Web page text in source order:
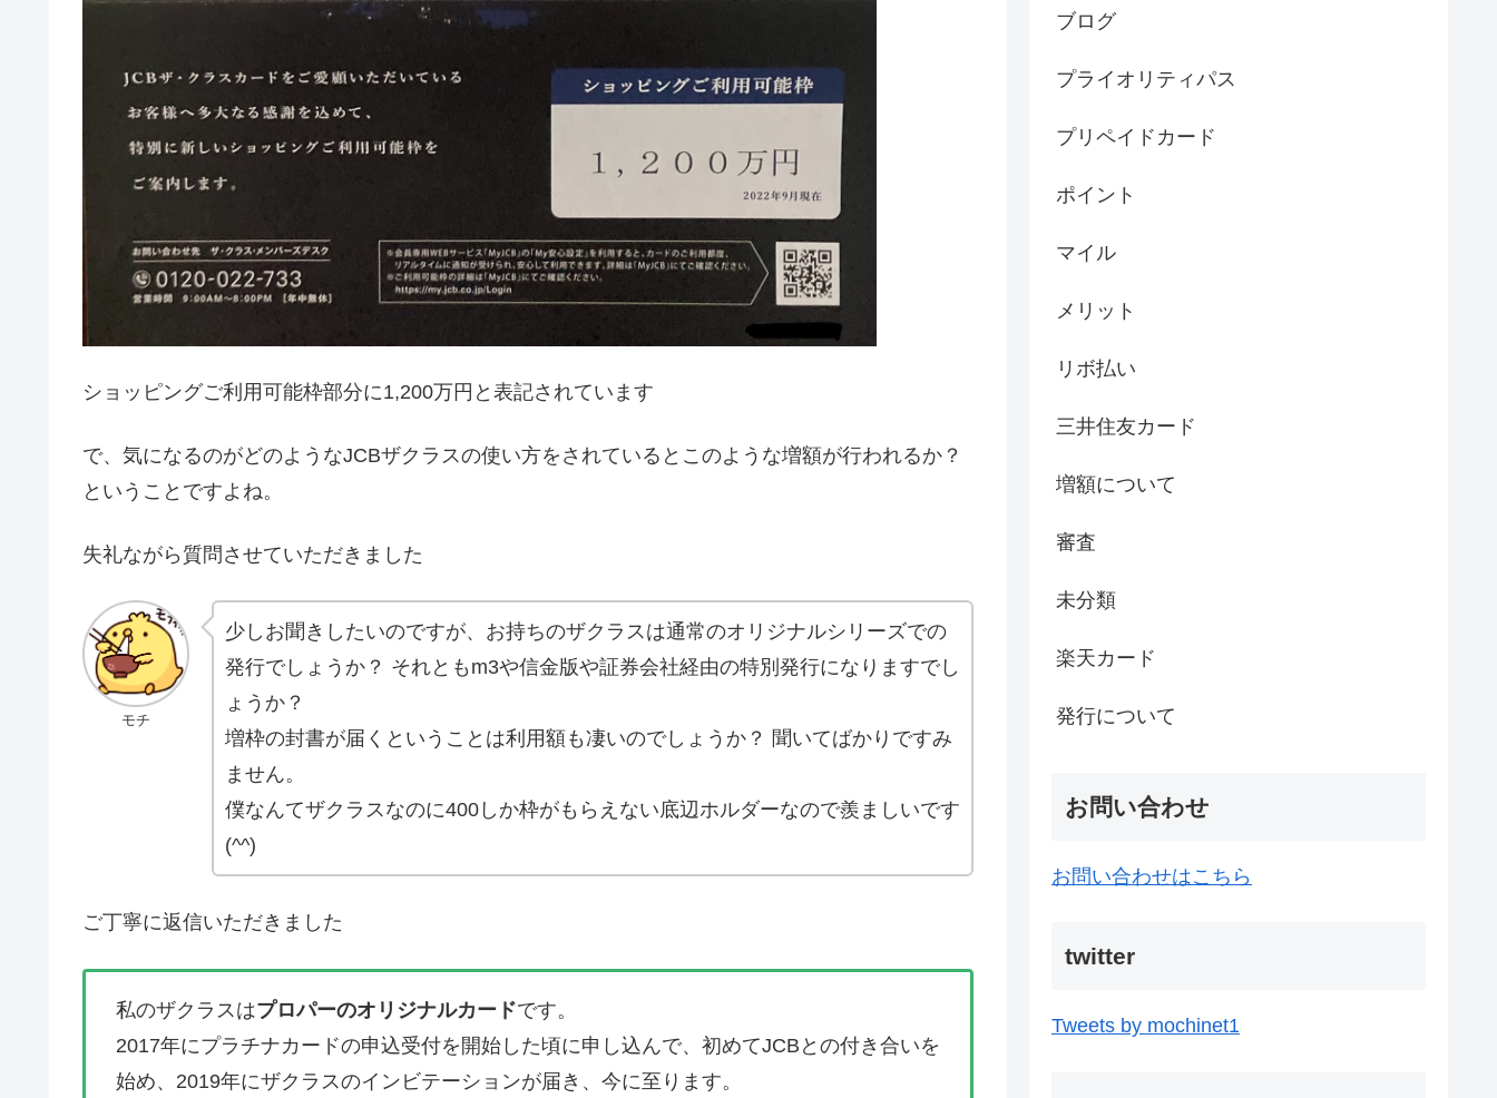
ショッピングご利用可能枠部分に1,200万円と表記されています
で、気になるのがどのようなJCBザクラスの使い方をされているとこのような増額が行われるか？
ということですよね。
失礼ながら質問させていただきました
モチ
少しお聞きしたいのですが、お持ちのザクラスは通常のオリジナルシリーズでの
発行でしょうか？ それともm3や信金版や証券会社経由の特別発行になりますでし
ょうか？
増枠の封書が届くということは利用額も凄いのでしょうか？ 聞いてばかりですみ
ません。
僕なんてザクラスなのに400しか枠がもらえない底辺ホルダーなので羨ましいです
(^^)
ご丁寧に返信いただきました
私のザクラスはプロパーのオリジナルカードです。
2017年にプラチナカードの申込受付を開始した頃に申し込んで、初めてJCBとの付き合いを
始め、2019年にザクラスのインビテーションが届き、今に至ります。
ブログ
プライオリティパス
プリペイドカード
ポイント
マイル
メリット
リボ払い
三井住友カード
増額について
審査
未分類
楽天カード
発行について
お問い合わせ
お問い合わせはこちら
twitter
Tweets by mochinet1